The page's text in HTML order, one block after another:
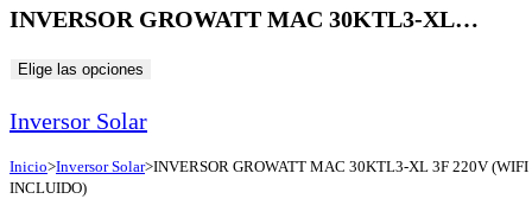
INVERSOR GROWATT MAC 30KTL3-XL…
Elige las opciones
Inversor Solar
Inicio>Inversor Solar>INVERSOR GROWATT MAC 30KTL3-XL 3F 220V (WIFI
INCLUIDO)